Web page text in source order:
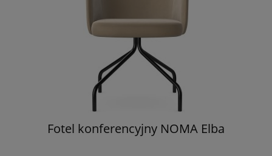
Fotel konferencyjny NOMA Elba